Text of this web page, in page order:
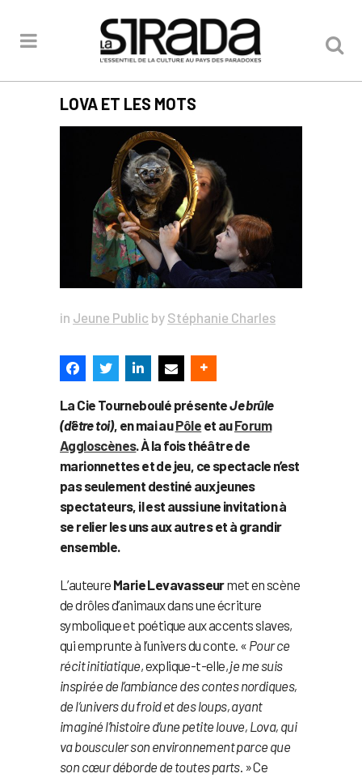
LOVA ET LES MOTS
in Jeune Public by Stéphanie Charles
La Cie Tourneboulé présenteJe brûle
(d’être toi), en mai auPôle et auForum
Aggloscènes. À la fois théâtre de
marionnettes et de jeu, ce spectacle n’est
pas seulement destiné aux jeunes
spectateurs, il est aussi une invitation à
se relier les uns aux autres et à grandir
ensemble.
L’auteure Marie Levavasseurmet en scène
de drôles d’animaux dans une écriture
symbolique et poétique aux accents slaves,
qui emprunte à l’univers du conte. « Pour ce
récit initiatique, explique-t-elle,je me suis
inspirée de l’ambiance des contes nordiques,
de l’univers du froid et des loups, ayant
imaginé l’histoire d’une petite louve, Lova, qui
va bousculer son environnement parce que
son cœur déborde de toutes parts. » Ce